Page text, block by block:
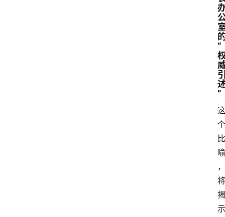
“
”
这
个
比
喻
，
将
揭
示